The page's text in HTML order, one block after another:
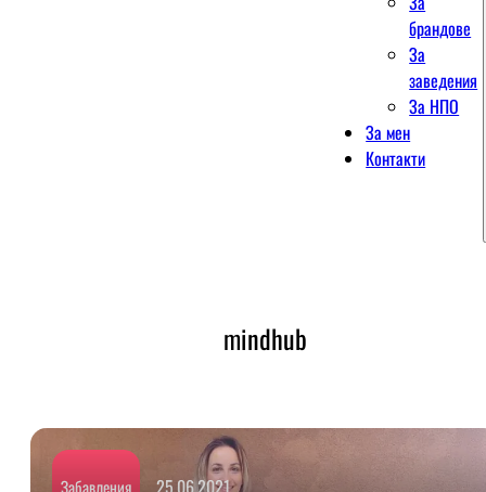
брандове
За
заведения
За НПО
За мен
Контакти
mindhub
Забавления 25.06.2021